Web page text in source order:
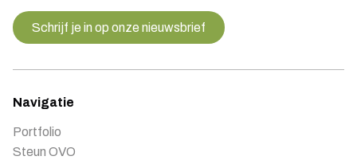
Schrijf je in op onze nieuwsbrief
Navigatie
Portfolio
Steun OVO